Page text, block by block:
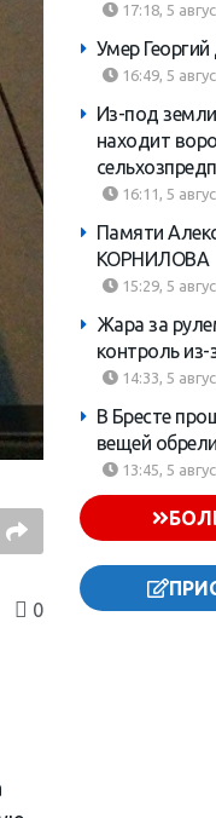
0
17:18, 5
Умер
16:49, 5
Из-под
находит
16:11, 5
Памяти
КОРНИЛОВА
15:29, 5
Жара за
контроль из-
14:33, 5
В Бресте
вещей
13:45, 5